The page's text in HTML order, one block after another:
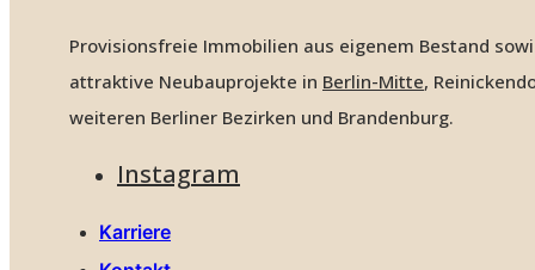
Provisionsfreie Immobilien aus eigenem Bestand
attraktive Neubauprojekte in Berlin-Mitte,
weiteren Berliner Bezirken und Brandenburg.
Instagram
Karriere